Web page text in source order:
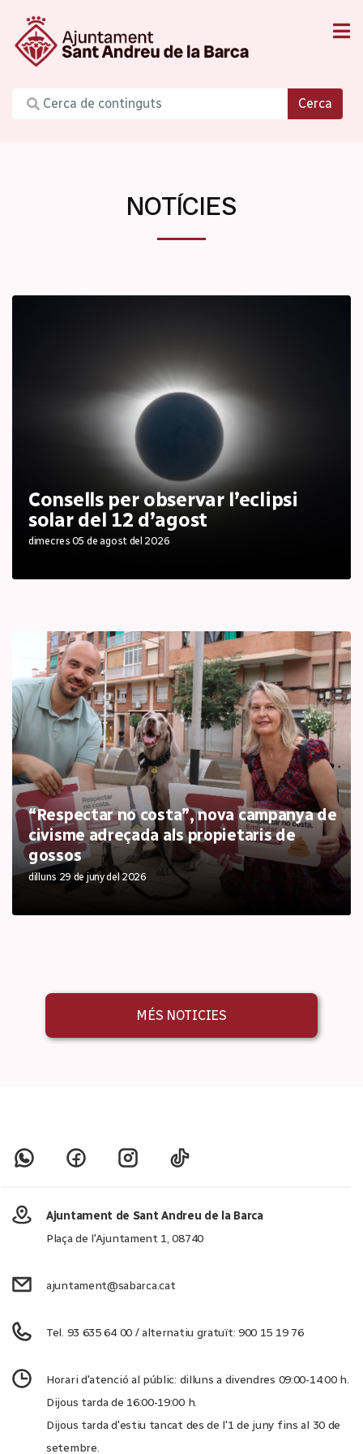
Cerca
NOTÍCIES
Consells per observar l’eclipsi
solar del 12 d’agost
dimecres 05 de agost del 2026
“Respectar no costa”, nova campanya de
civisme adreçada als propietaris de
gossos
dilluns 29 de juny del 2026
MÉS NOTICIES
Ajuntament de Sant Andreu de la Barca
Plaça de l'Ajuntament 1, 08740
ajuntament@sabarca.cat
Tel. 93 635 64 00 / alternatiu gratuït: 900 15 19 76
Horari d'atenció al públic: dilluns a divendres 09:00-14:00 h.
Dijous tarda de 16:00-19:00 h.
Dijous tarda d'estiu tancat des de l'1 de juny fins al 30 de
setembre.